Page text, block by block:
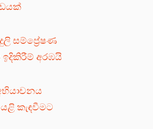
සම්ප්‍රේෂණ
ඉදිකිරීම් අරඹයි
යළි කැඳවීමට